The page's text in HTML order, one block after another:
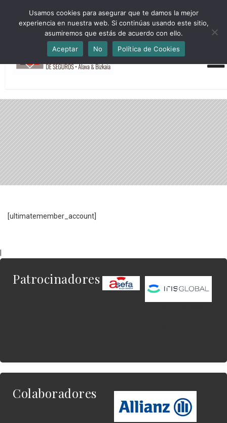
HORARIO INVIERNO Lun-Jue 09:00-16:30 Vier 9:00-14:00
administracion@cmsab.eus 94.442.43.43 Móvil y Whatsapp
688.889.170
[ultimatemember_account]
Patrocinadores
Colaboradores
Usamos cookies para asegurar que te damos la mejor
experiencia en nuestra web. Si continúas usando este sitio,
asumiremos que estás de acuerdo con ello.
Aceptar
No Política de Cookies